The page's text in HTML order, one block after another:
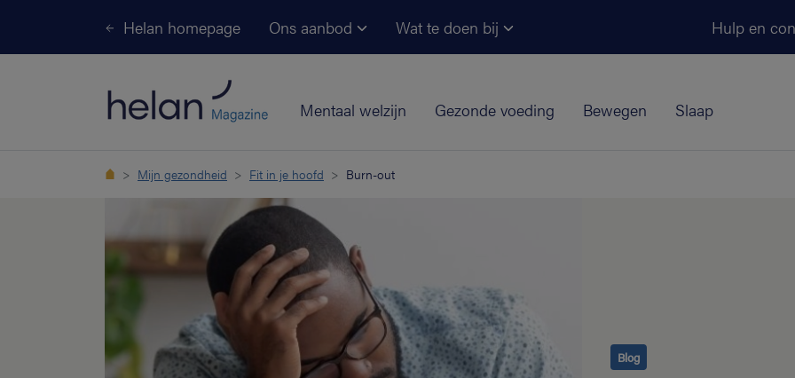
Helan homepage Ons aanbod Wat te doen bij Hulp en
Mentaal welzijn Gezonde voeding Bewegen Slaap
Mijn gezondheid Fit in je hoofd Burn-out
Blog